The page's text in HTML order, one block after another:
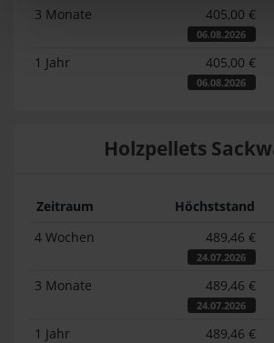
3 Monate 405,00 €
06.08.2026
1 Jahr 405,00 €
06.08.2026
Holzpellets
Zeitraum Höchststand
4 Wochen
489,46 €
24.07.2026
3 Monate 489,46 €
24.07.2026
1 Jahr 489,46 €